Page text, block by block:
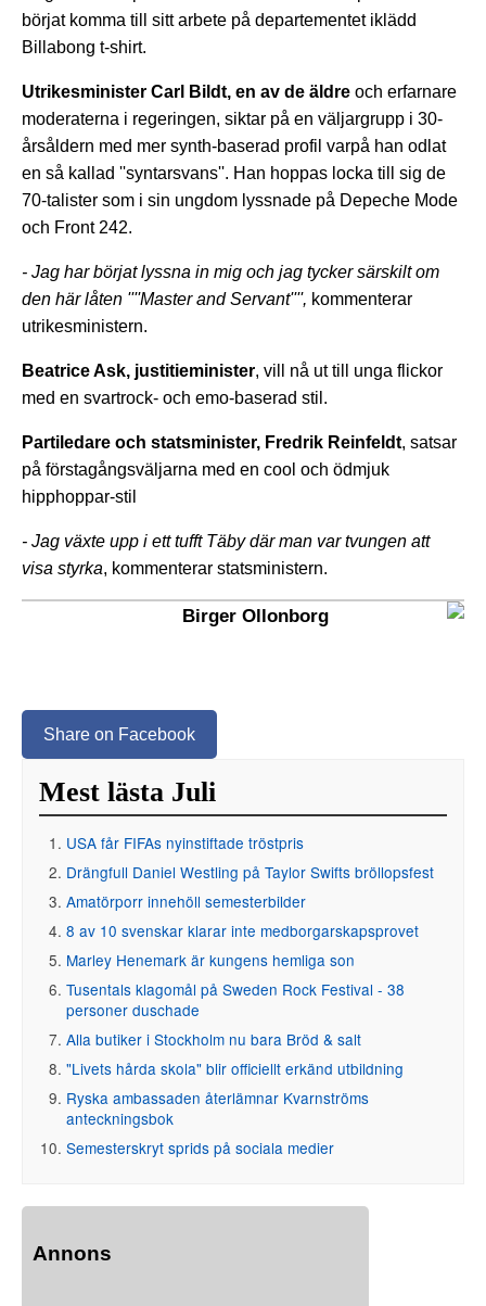
börjat komma till sitt arbete på departementet iklädd
Billabong t-shirt.
Utrikesminister Carl Bildt, en av de äldre och erfarnare
moderaterna i regeringen, siktar på en väljargrupp i 30-
årsåldern med mer synth-baserad profil varpå han odlat
en så kallad ''syntarsvans''. Han hoppas locka till sig de
70-talister som i sin ungdom lyssnade på Depeche Mode
och Front 242.
- Jag har börjat lyssna in mig och jag tycker särskilt om
den här låten ''''Master and Servant'''', kommenterar
utrikesministern.
Beatrice Ask, justitieminister, vill nå ut till unga flickor
med en svartrock- och emo-baserad stil.
Partiledare och statsminister, Fredrik Reinfeldt, satsar
på förstagångsväljarna med en cool och ödmjuk
hipphoppar-stil
- Jag växte upp i ett tufft Täby där man var tvungen att
visa styrka, kommenterar statsministern.
Birger Ollonborg
Share on Facebook
Mest lästa Juli
USA får FIFAs nyinstiftade tröstpris
Drängfull Daniel Westling på Taylor Swifts bröllopsfest
Amatörporr innehöll semesterbilder
8 av 10 svenskar klarar inte medborgarskapsprovet
Marley Henemark är kungens hemliga son
Tusentals klagomål på Sweden Rock Festival - 38
personer duschade
Alla butiker i Stockholm nu bara Bröd & salt
"Livets hårda skola" blir officiellt erkänd utbildning
Ryska ambassaden återlämnar Kvarnströms
anteckningsbok
Semesterskryt sprids på sociala medier
Annons